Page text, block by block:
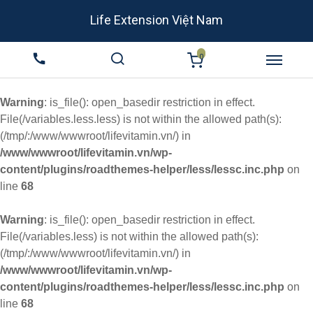
Warning: is_file(): open_basedir restriction in effect.
File(/variables.less.less) is not within the allowed path(s):
(/tmp/:/www/wwwroot/lifevitamin.vn/) in
/www/wwwroot/lifevitamin.vn/wp-
content/plugins/roadthemes-helper/less/lessc.inc.php on
line 68
Warning: is_file(): open_basedir restriction in effect.
File(/variables.less) is not within the allowed path(s):
(/tmp/:/www/wwwroot/lifevitamin.vn/) in
/www/wwwroot/lifevitamin.vn/wp-
content/plugins/roadthemes-helper/less/lessc.inc.php on
line 68
Life Extension Việt Nam
0